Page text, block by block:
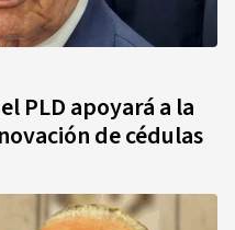
PLD apoyará a la
de cédulas